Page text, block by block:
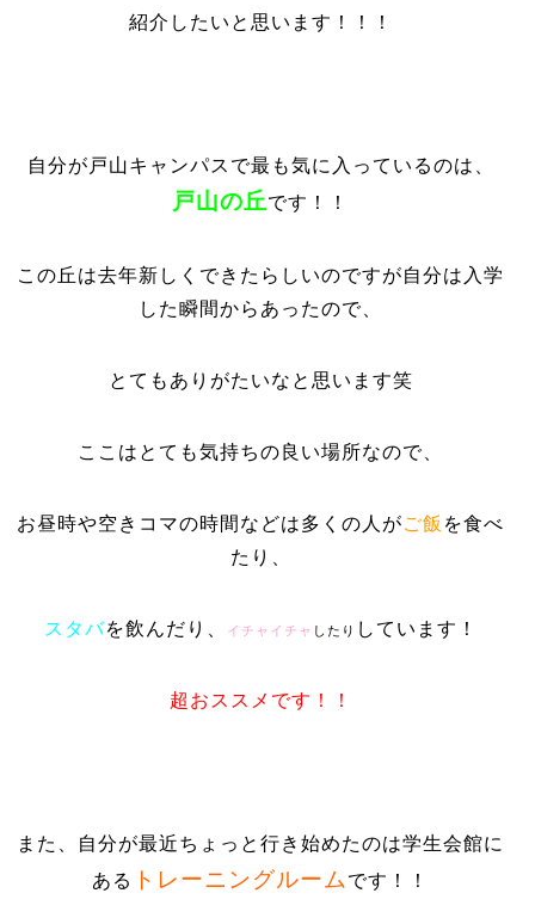
紹介したいと思います！！！
自分が戸山キャンパスで最も気に入っているのは、
戸山の丘です！！
この丘は去年新しくできたらしいのですが自分は入学
した瞬間からあったので、
とてもありがたいなと思います笑
ここはとても気持ちの良い場所なので、
お昼時や空きコマの時間などは多くの人がご飯 を食べ
たり、
スタバを飲んだり、 イチャイチャ したり しています！
超おススメです！！
また、自分が最近ちょっと行き始めたのは学生会館に
ある トレーニングルーム です！！